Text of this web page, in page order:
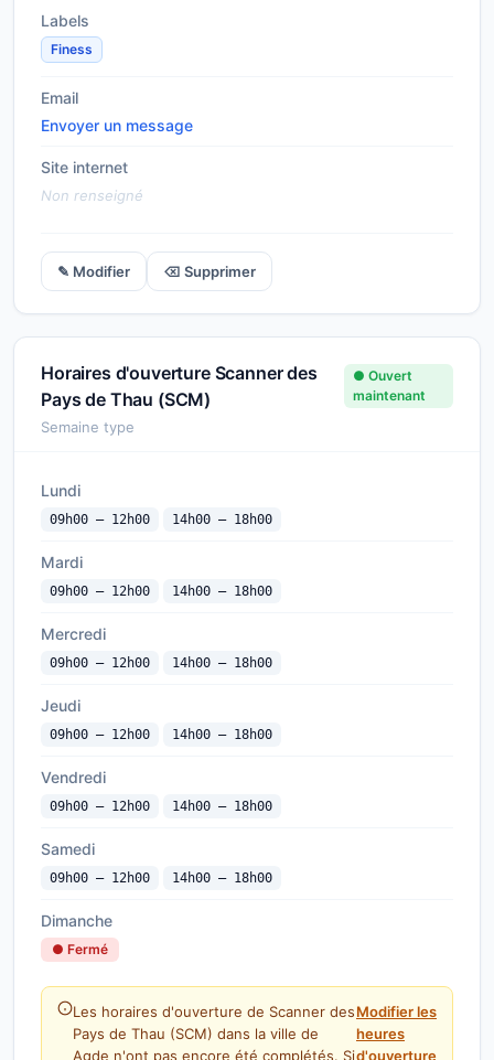
Labels
Finess
Email
Envoyer un message
Site internet
Non renseigné
✎ Modifier ⌫ Supprimer
Horaires d'ouverture Scanner des
Pays de Thau (SCM)
● Ouvert
maintenant
Semaine type
Lundi
09h00 — 12h00 14h00 — 18h00
Mardi
09h00 — 12h00 14h00 — 18h00
Mercredi
09h00 — 12h00 14h00 — 18h00
Jeudi
09h00 — 12h00 14h00 — 18h00
Vendredi
09h00 — 12h00 14h00 — 18h00
Samedi
09h00 — 12h00 14h00 — 18h00
Dimanche
● Fermé
Les horaires d'ouverture de Scanner des
Pays de Thau (SCM) dans la ville de
Agde n'ont pas encore été complétés. Si
Modifier les
heures
d'ouverture